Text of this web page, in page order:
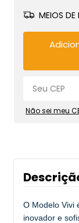
MEIOS DE
Não sei meu
O Modelo Vivi
inovador e